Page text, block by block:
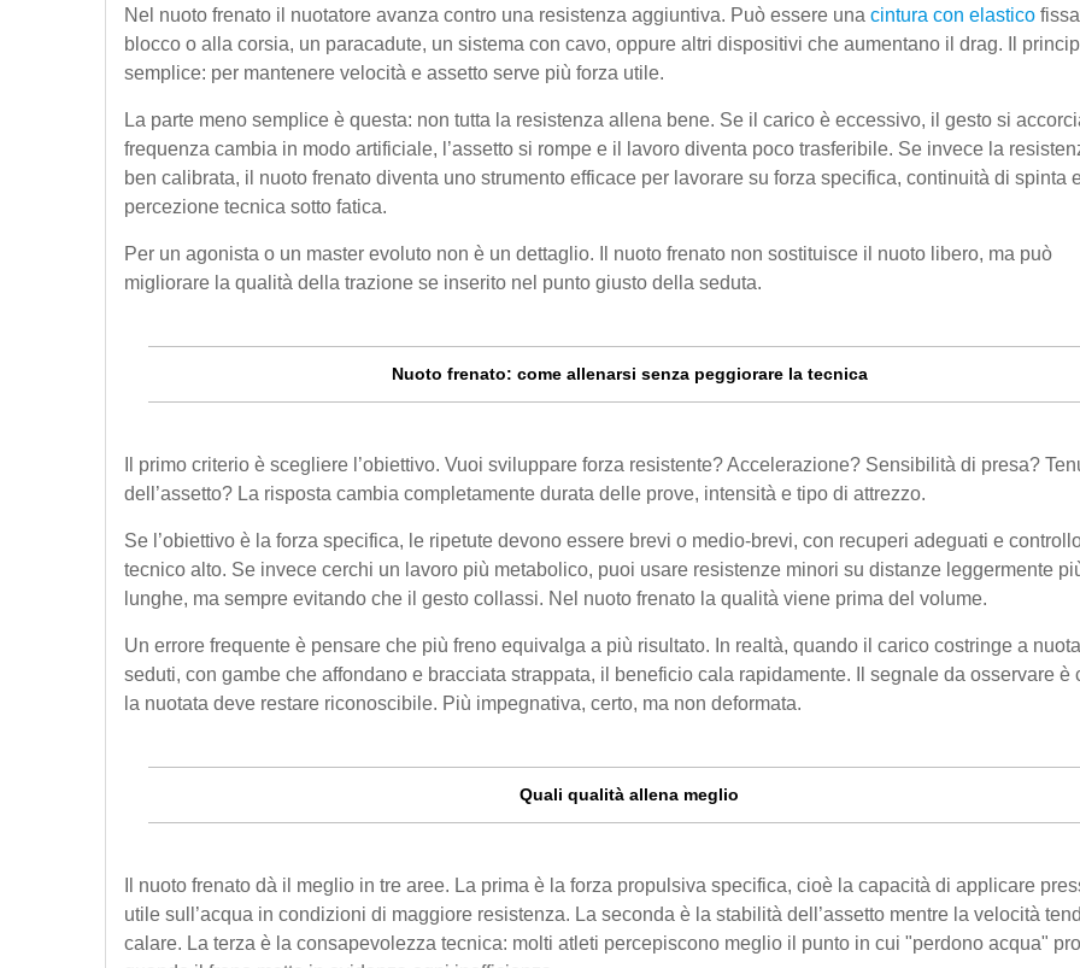
Nel nuoto frenato il nuotatore avanza contro una resistenza aggiuntiva. Può essere una cintura con elastico
blocco o alla corsia, un paracadute, un sistema con cavo, oppure altri dispositivi che aumentano il drag. Il
semplice: per mantenere velocità e assetto serve più forza utile.
La parte meno semplice è questa: non tutta la resistenza allena bene. Se il carico è eccessivo, il gesto si
frequenza cambia in modo artificiale, l’assetto si rompe e il lavoro diventa poco trasferibile. Se invece la
ben calibrata, il nuoto frenato diventa uno strumento efficace per lavorare su forza specifica, continuità di spinta
percezione tecnica sotto fatica.
Per un agonista o un master evoluto non è un dettaglio. Il nuoto frenato non sostituisce il nuoto libero, ma può
migliorare la qualità della trazione se inserito nel punto giusto della seduta.
Nuoto frenato: come allenarsi senza peggiorare la tecnica
Il primo criterio è scegliere l’obiettivo. Vuoi sviluppare forza resistente? Accelerazione? Sensibilità di presa?
dell’assetto? La risposta cambia completamente durata delle prove, intensità e tipo di attrezzo.
Se l’obiettivo è la forza specifica, le ripetute devono essere brevi o medio-brevi, con recuperi adeguati e
tecnico alto. Se invece cerchi un lavoro più metabolico, puoi usare resistenze minori su distanze leggermente
lunghe, ma sempre evitando che il gesto collassi. Nel nuoto frenato la qualità viene prima del volume.
Un errore frequente è pensare che più freno equivalga a più risultato. In realtà, quando il carico costringe a
seduti, con gambe che affondano e bracciata strappata, il beneficio cala rapidamente. Il segnale da osservare è
la nuotata deve restare riconoscibile. Più impegnativa, certo, ma non deformata.
Quali qualità allena meglio
Il nuoto frenato dà il meglio in tre aree. La prima è la forza propulsiva specifica, cioè la capacità di applicare
utile sull’acqua in condizioni di maggiore resistenza. La seconda è la stabilità dell’assetto mentre la velocità
calare. La terza è la consapevolezza tecnica: molti atleti percepiscono meglio il punto in cui "perdono acqua"